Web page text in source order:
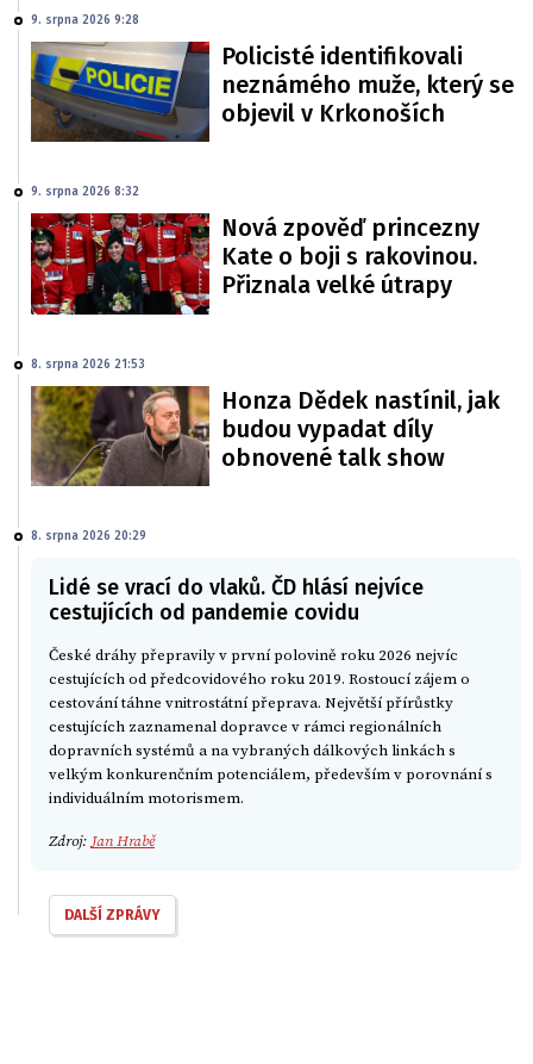
9. srpna 2026 9:28
Policisté identifikovali
neznámého muže, který se
objevil v Krkonoších
9. srpna 2026 8:32
Nová zpověď princezny
Kate o boji s rakovinou.
Přiznala velké útrapy
8. srpna 2026 21:53
Honza Dědek nastínil, jak
budou vypadat díly
obnovené talk show
8. srpna 2026 20:29
Lidé se vrací do vlaků. ČD hlásí nejvíce
cestujících od pandemie covidu
České dráhy přepravily v první polovině roku 2026 nejvíc
cestujících od předcovidového roku 2019. Rostoucí zájem o
cestování táhne vnitrostátní přeprava. Největší přírůstky
cestujících zaznamenal dopravce v rámci regionálních
dopravních systémů a na vybraných dálkových linkách s
velkým konkurenčním potenciálem, především v porovnání s
individuálním motorismem.
Zdroj: Jan Hrabě
DALŠÍ ZPRÁVY